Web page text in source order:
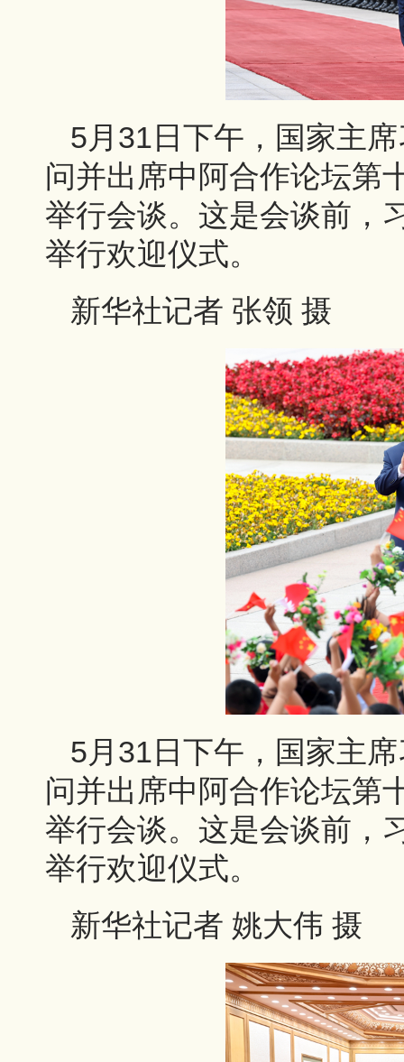
5月31日下午，国家主
问并出席中阿合作论坛第
举行会谈。这是会谈前，
举行欢迎仪式。
新华社记者 张领 摄
5月31日下午，国家主
问并出席中阿合作论坛第
举行会谈。这是会谈前，
举行欢迎仪式。
新华社记者 姚大伟 摄